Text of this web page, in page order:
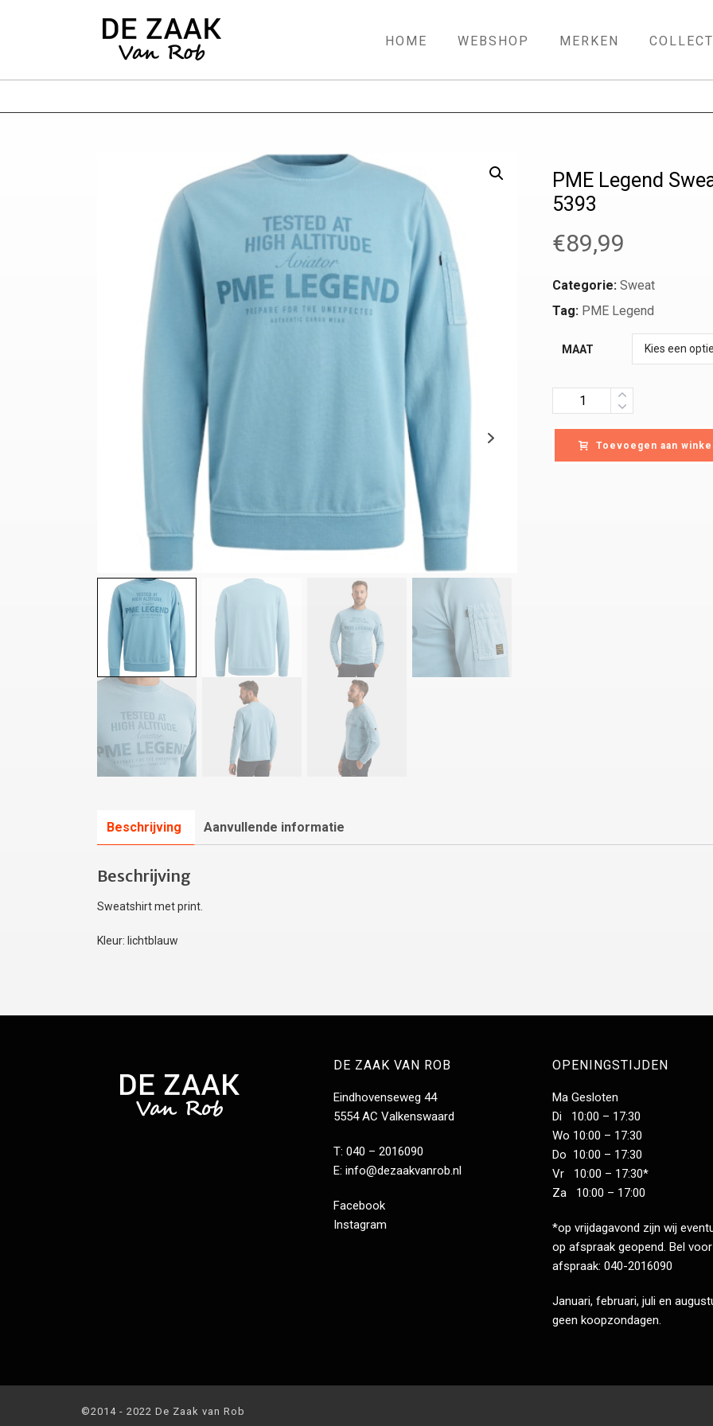
HOME WEBSHOP MERKEN
PME Legend
5393
€89,99
Categorie: Sweat
Tag: PME Legend
MAAT
Quantity
Toevoegen aan
Beschrijving Aanvullende informatie
Beschrijving
Sweatshirt met print.
Kleur: lichtblauw
DE ZAAK VAN ROB
Eindhovenseweg 44
5554 AC Valkenswaard
T: 040 – 2016090
E: info@dezaakvanrob.nl
Facebook
Instagram
OPENINGSTIJDEN
Ma Gesloten
Di 10:00 – 17:30
Wo 10:00 – 17:30
Do 10:00 – 17:30
Vr 10:00 – 17:30*
Za 10:00 – 17:00
*op vrijdagavond zijn wij
op afspraak geopend. Bel
afspraak: 040-2016090
Januari, februari, juli en
geen koopzondagen.
©2014 - 2022 De Zaak van Rob